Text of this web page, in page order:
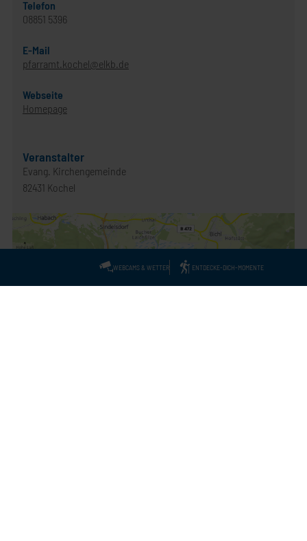
Telefon
08851 5396
E-Mail
pfarramt.kochel@elkb.de
Webseite
Homepage
Veranstalter
Evang. Kirchengemeinde
82431 Kochel
WEBCAMS & WETTER ENTDECKE-DICH-MOMENTE